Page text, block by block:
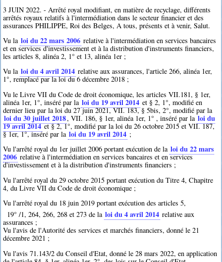
3 JUIN 2022. - Arrêté royal modifiant, en matière de recyclage, différents
arrêtés royaux relatifs à l'intermédiation dans le secteur financier et des
assurances PHILIPPE, Roi des Belges, A tous, présents et à venir, Salut.
Vu la loi du 22 mars 2006 relative à l'intermédiation en services bancaires
et en services d'investissement et à la distribution d'instruments financiers,
les articles 8, alinéa 2, 1° et 13, alinéa 1er ;
Vu la loi du 4 avril 2014 relative aux assurances, l'article 266, alinéa 1er,
1°, remplacé par la loi du 6 décembre 2018 ;
Vu le Livre VII du Code de droit économique, les articles VII.181, § 1er,
alinéa 1er, 1°, inséré par la loi du 19 avril 2014 et § 2, 1°, modifié en
dernier lieu par la loi du 27 juin 2021, VII. 183, § 5bis, 2°, modifié par la
loi du 30 juillet 2018, VII. 186, § 1er, alinéa 1er, 1° , inséré par la loi du
19 avril 2014et § 2, 1°, modifié par la loi du 26 octobre 2015 et VII. 187,
§ 1er, 1°, inséré par la loi du 19 avril 2014 ;
Vu l'arrêté royal du 1er juillet 2006 portant exécution de la loi du 22 mars
2006 relative à l'intermédiation en services bancaires et en services
d'investissement et à la distribution d'instruments financiers ;
Vu l'arrêté royal du 29 octobre 2015 portant exécution du Titre 4, Chapitre
4, du Livre VII du Code de droit économique ;
Vu l'arrêté royal du 18 juin 2019 portant exécution des articles 5,
19° /1, 264, 266, 268 et 273 de la loi du 4 avril 2014 relative aux
assurances ;
Vu l'avis de l'Autorité des services et marchés financiers, donné le 21
décembre 2021 ;
Vu l'avis 71.143/2 du Conseil d'Etat, donné le 28 mars 2022, en application